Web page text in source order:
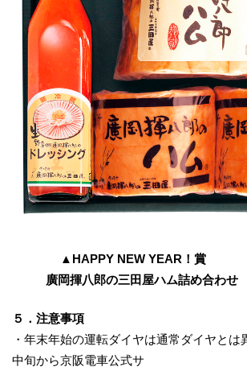
▲HAPPY NEW YEAR！賞
廣岡揮八郎の三田屋ハム詰め合わせ
５．注意事項
・年末年始の運転ダイヤは通常ダイヤとは
中旬から京阪電車公式サ